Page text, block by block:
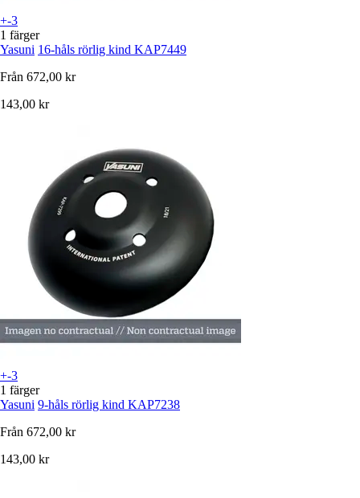
+-3
1 färger
Yasuni 16-håls rörlig kind KAP7449
Från 672,00 kr
143,00 kr
+-3
1 färger
Yasuni 9-håls rörlig kind KAP7238
Från 672,00 kr
143,00 kr